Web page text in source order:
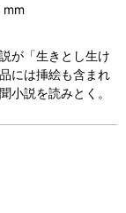
が「生きとし生け
には挿絵も含まれ
小説を読みとく。